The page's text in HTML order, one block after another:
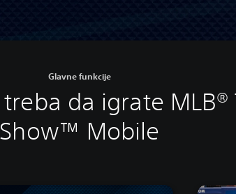
Glavne funkcije
da igrate MLB®
Show™ Mobile